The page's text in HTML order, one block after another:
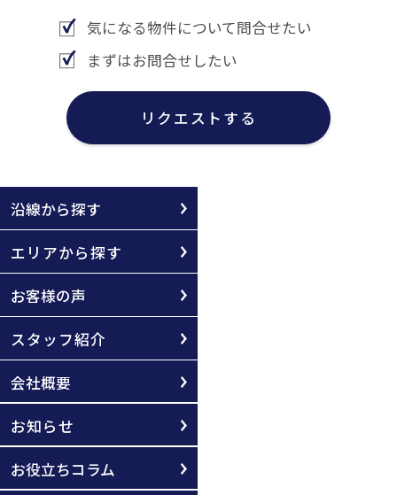
気になる物件について問合せたい
まずはお問合せしたい
リクエストする
沿線から探す
エリアから探す
お客様の声
スタッフ紹介
会社概要
お知らせ
お役立ちコラム